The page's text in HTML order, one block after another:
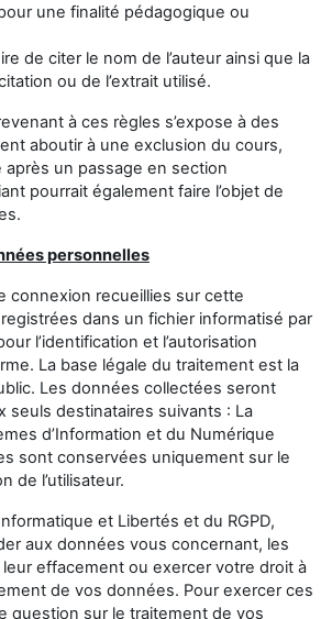
une finalité pédagogique ou
de citer le nom de l’auteur ainsi que la
ou de l’extrait utilisé.
à ces règles s’expose à des
aboutir à une exclusion du cours,
après un passage en section
pourrait également faire l’objet de
personnelles
connexion recueillies sur cette
dans un fichier informatisé par
l’identification et l’autorisation
La base légale du traitement est la
Les données collectées seront
seuls destinataires suivants : La
d’Information et du Numérique
sont conservées uniquement sur le
de l’utilisateur.
et Libertés et du RGPD,
aux données vous concernant, les
effacement ou exercer votre droit à
de vos données. Pour exercer ces
question sur le traitement de vos